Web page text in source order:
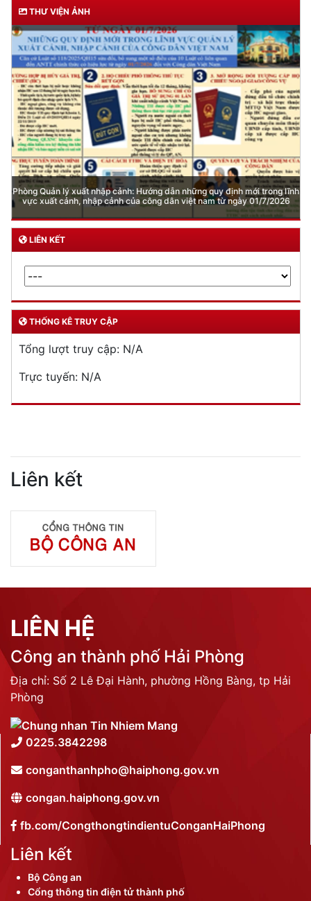
THƯ VIỆN ẢNH
Phòng Quản lý xuất nhập cảnh: Hướng dẫn những quy định mới trong lĩnh
vực xuất cảnh, nhập cảnh của công dân việt nam từ ngày 01/7/2026
LIÊN KẾT
THỐNG KÊ TRUY CẬP
Tổng lượt truy cập: N/A
Trực tuyến: N/A
Liên kết
LIÊN HỆ
Công an thành phố Hải Phòng
Địa chỉ: Số 2 Lê Đại Hành, phường Hồng Bàng, tp Hải
Phòng
0225.3842298
conganthanhpho@haiphong.gov.vn
congan.haiphong.gov.vn
fb.com/CongthongtindientuConganHaiPhong
Liên kết
Bộ Công an
Cổng thông tin điện tử thành phố